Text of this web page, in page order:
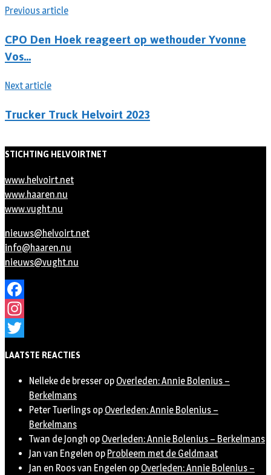
Previous article
CPO Den Hoek reageert op wethouder Yvonne
Vos…
Next article
Trucker Truck Helvoirt 2023
STICHTING HELVOIRTNET
www.helvoirt.net
www.haaren.nu
www.vught.nu
nieuws@helvoirt.net
info@haaren.nu
nieuws@vught.nu
Facebook
Instagram
LAATSTE REACTIES
Nelleke de bresser op Overleden: Annie Bolenius –
Berkelmans
Peter Tuerlings op Overleden: Annie Bolenius –
Berkelmans
Twan de Jongh op Overleden: Annie Bolenius – Berkelmans
Jan van Engelen op Probleem met de Geldmaat
Jan en Roos van Engelen op Overleden: Annie Bolenius –